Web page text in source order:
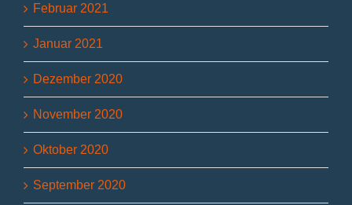
Februar 2021
Januar 2021
Dezember 2020
November 2020
Oktober 2020
September 2020